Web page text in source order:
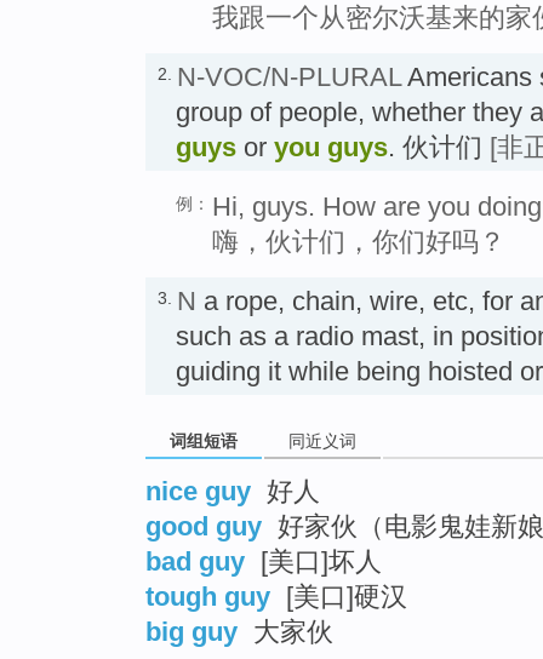
我跟一个从密尔沃基来的家
2. N-VOC/N-PLURALAmericans
group of people, whether they
guys or you guys. 伙计们 [非
例： Hi, guys. How are you
嗨，伙计们，你们好吗？
3. N a rope, chain, wire, etc, for
such as a radio mast, in
guiding it while being hoisted
词组短语 同近义词
nice guy 好人
good guy 好家伙（电影鬼娃新
bad guy
[美口]坏人
tough guy
[美口]硬汉
big guy 大家伙